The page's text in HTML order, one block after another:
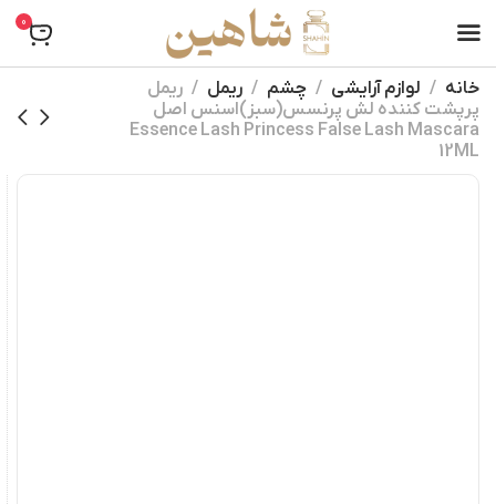
0
خانه لوازم آرایشی چشم ریمل
ریمل
پرپشت کننده لش پرنسس(سبز)اسنس اصل
Essence Lash Princess False Lash Mascara
12ML